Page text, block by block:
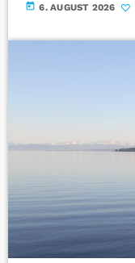
today 6. AUGUST 2026